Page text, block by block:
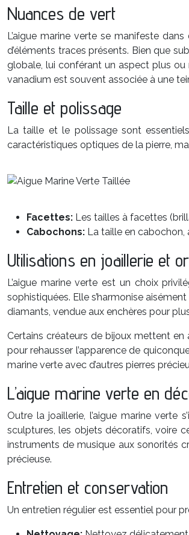
Nuances de vert
L’aigue marine verte se manifeste
d’éléments traces présents. Bien que
globale, lui conférant un aspect plus
vanadium est souvent associée à une
Taille et polissage
La taille et le polissage sont
caractéristiques optiques de la pierre,
Facettes: Les tailles à facettes
Cabochons: La taille en cabochon,
Utilisations en joaillerie et
L’aigue marine verte est un choix
sophistiquées. Elle s’harmonise
diamants, vendue aux enchères pour
Certains créateurs de bijoux mettent en
pour rehausser l’apparence de
marine verte avec d’autres pierres
L’aigue marine verte en
Outre la joaillerie, l’aigue marine
sculptures, les objets décoratifs, voire
instruments de musique aux sonorités
précieuse.
Entretien et conservation
Un entretien régulier est essentiel pour